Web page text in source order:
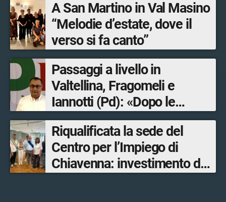
A San Martino in Val Masino
“Melodie d’estate, dove il
verso si fa canto”
Passaggi a livello in
Valtellina, Fragomeli e
Iannotti (Pd): «Dopo le
Olimpiadi solo un terzo delle
opere sostitutive sarà
ultimato entro il 2026»
Riqualificata la sede del
Centro per l’Impiego di
Chiavenna: investimento da